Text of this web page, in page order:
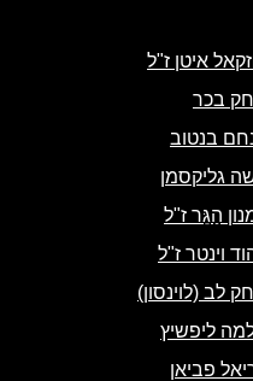
איטן ז"ל
בכר
בנטוב
גליקסמן
הַגֵּר ז"ל
וינטר ז"ל
לב (לוינסון)
ליפשיץ
פביאן